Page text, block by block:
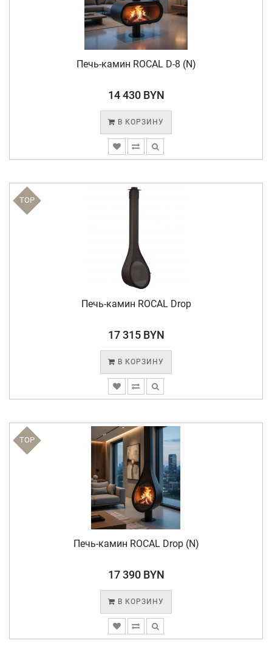
Печь-камин ROCAL D-8 (N)
14 430 BYN
В КОРЗИНУ
TOP
Печь-камин ROCAL Drop
17 315 BYN
В КОРЗИНУ
TOP
Печь-камин ROCAL Drop (N)
17 390 BYN
В КОРЗИНУ